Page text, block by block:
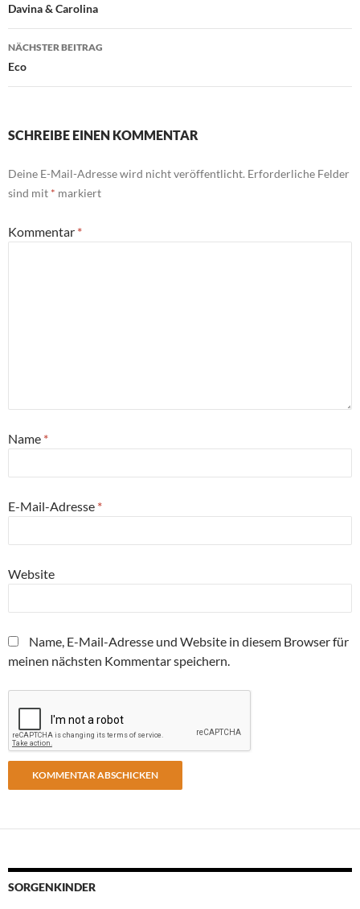
Davina & Carolina
NÄCHSTER BEITRAG
Eco
SCHREIBE EINEN KOMMENTAR
Deine E-Mail-Adresse wird nicht veröffentlicht. Erforderliche Felder
sind mit * markiert
Kommentar *
Name *
E-Mail-Adresse *
Website
Name, E-Mail-Adresse und Website in diesem Browser für
meinen nächsten Kommentar speichern.
SORGENKINDER